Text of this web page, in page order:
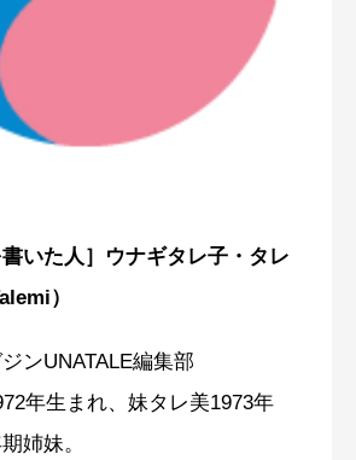
書いた人］ウナギタレ子・タレ
）
ンUNATALE編集部
年生まれ、妹タレ美1973年
姉妹。